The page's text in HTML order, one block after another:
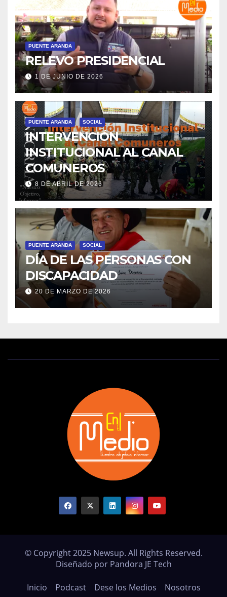
PUENTE ARANDA
RELEVO PRESIDENCIAL
1 DE JUNIO DE 2026
PUENTE ARANDA SOCIAL
INTERVENCIÓN
INSTITUCIONAL AL CANAL
COMUNEROS
8 DE ABRIL DE 2026
PUENTE ARANDA SOCIAL
DÍA DE LAS PERSONAS CON
DISCAPACIDAD
20 DE MARZO DE 2026
© Copyright 2025 Newsup. All Rights Reserved.
Diseñado por Pandora JE Tech
Inicio Podcast Dese los Medios Nosotros